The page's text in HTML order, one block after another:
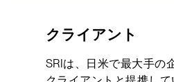
クライアント
SRIは、日米で最大手の